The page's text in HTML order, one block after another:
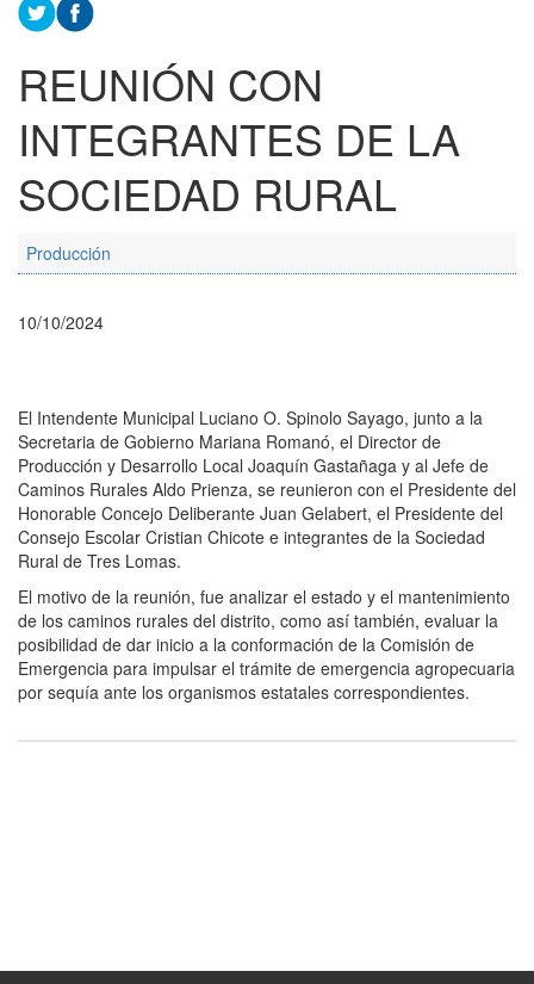
REUNIÓN CON
INTEGRANTES DE LA
SOCIEDAD RURAL
Producción
10/10/2024
El Intendente Municipal Luciano O. Spinolo Sayago, junto a la
Secretaria de Gobierno Mariana Romanó, el Director de
Producción y Desarrollo Local Joaquín Gastañaga y al Jefe de
Caminos Rurales Aldo Prienza, se reunieron con el Presidente del
Honorable Concejo Deliberante Juan Gelabert, el Presidente del
Consejo Escolar Cristian Chicote e integrantes de la Sociedad
Rural de Tres Lomas.
El motivo de la reunión, fue analizar el estado y el mantenimiento
de los caminos rurales del distrito, como así también, evaluar la
posibilidad de dar inicio a la conformación de la Comisión de
Emergencia para impulsar el trámite de emergencia agropecuaria
por sequía ante los organismos estatales correspondientes.